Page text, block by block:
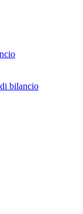
bilancio